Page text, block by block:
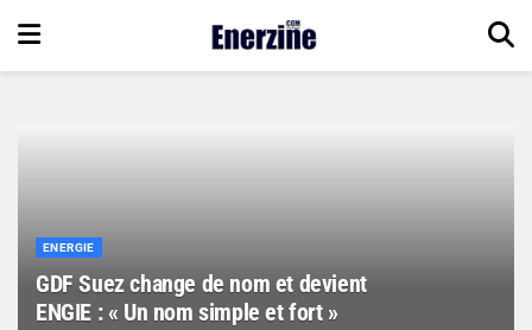
ENERGIE
GDF Suez change de nom et devient
ENGIE : « Un nom simple et fort »